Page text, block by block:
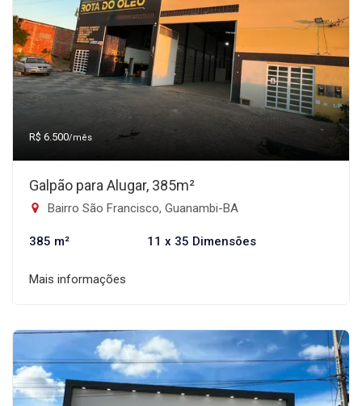
R$ 6.500/mês
Galpão para Alugar, 385m²
Bairro São Francisco, Guanambi-BA
385 m² 11 x 35 Dimensões
Mais informações